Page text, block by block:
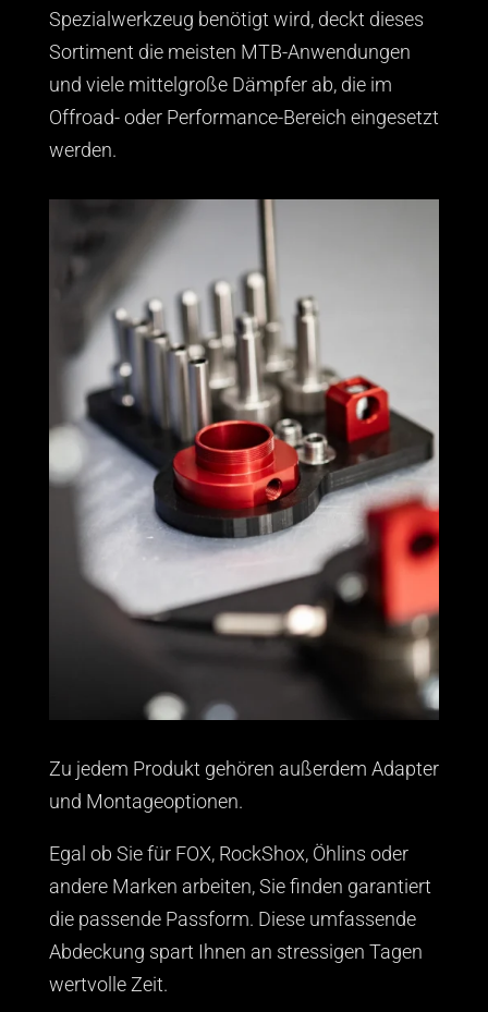
Spezialwerkzeug benötigt wird, deckt dieses
Sortiment die meisten MTB-Anwendungen
und viele mittelgroße Dämpfer ab, die im
Offroad- oder Performance-Bereich eingesetzt
werden.
Zu jedem Produkt gehören außerdem Adapter
und Montageoptionen.
Egal ob Sie für FOX, RockShox, Öhlins oder
andere Marken arbeiten, Sie finden garantiert
die passende Passform. Diese umfassende
Abdeckung spart Ihnen an stressigen Tagen
wertvolle Zeit.